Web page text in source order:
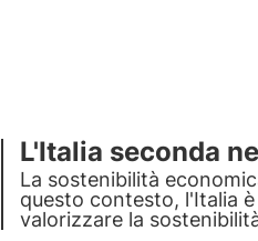
L'Italia seconda
La sostenibilità
questo contesto, l'Italia
valorizzare la